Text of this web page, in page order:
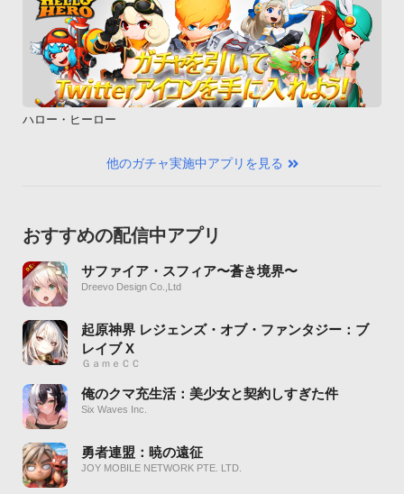
ハロー・ヒーロー
他のガチャ実施中アプリを見る
おすすめの配信中アプリ
サファイア・スフィア〜蒼き境界〜
Dreevo Design Co.,Ltd
起原神界 レジェンズ・オブ・ファンタジー：ブ
レイブ X
ＧａｍｅＣＣ
俺のクマ充生活：美少女と契約しすぎた件
Six Waves Inc.
勇者連盟：暁の遠征
JOY MOBILE NETWORK PTE. LTD.